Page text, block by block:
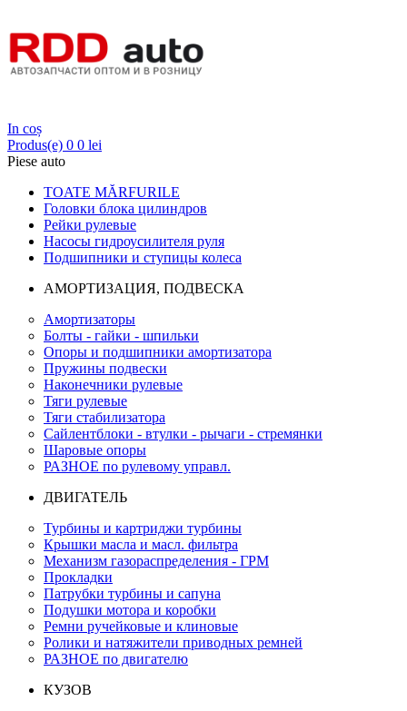
In coș
Produs(e) 0 0 lei
Piese auto
TOATE MĂRFURILE
Головки блока цилиндров
Рейки рулевые
Насосы гидроусилителя руля
Подшипники и ступицы колеса
АМОРТИЗАЦИЯ, ПОДВЕСКА
Амортизаторы
Болты - гайки - шпильки
Опоры и подшипники амортизатора
Пружины подвески
Наконечники рулевые
Тяги рулевые
Тяги стабилизатора
Сайлентблоки - втулки - рычаги - стремянки
Шаровые опоры
РАЗНОЕ по рулевому управл.
ДВИГАТЕЛЬ
Турбины и картриджи турбины
Крышки масла и масл. фильтра
Механизм газораспределения - ГРМ
Прокладки
Патрубки турбины и сапуна
Подушки мотора и коробки
Ремни ручейковые и клиновые
Ролики и натяжители приводных ремней
РАЗНОЕ по двигателю
КУЗОВ